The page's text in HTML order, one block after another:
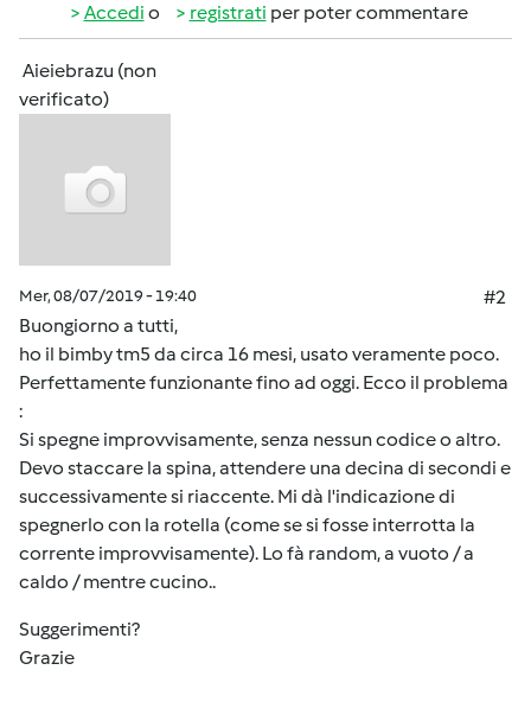
Accedi o registrati per poter commentare
Aieiebrazu (non
verificato)
Mer, 08/07/2019 - 19:40
#2
Buongiorno a tutti,
ho il bimby tm5 da circa 16 mesi, usato veramente poco.
Perfettamente funzionante fino ad oggi. Ecco il problema
:
Si spegne improvvisamente, senza nessun codice o altro.
Devo staccare la spina, attendere una decina di secondi e
successivamente si riaccente. Mi dà l'indicazione di
spegnerlo con la rotella (come se si fosse interrotta la
corrente improvvisamente). Lo fà random, a vuoto / a
caldo / mentre cucino..
Suggerimenti?
Grazie